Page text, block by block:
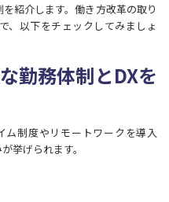
紹介します。働き方改革の取り
、以下をチェックしてみましょ
勤務体制とDXを
ム制度やリモートワークを導入
挙げられます。